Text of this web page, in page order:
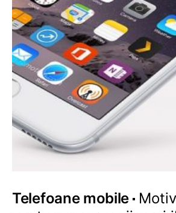
Telefoane mobile